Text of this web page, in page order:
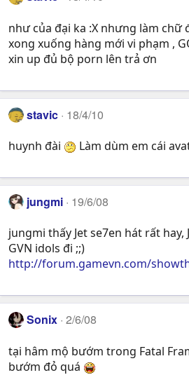
như của đại ka :X nhưng làm chữ
xong xuống hàng mới vi phạm ,
xin up đủ bộ porn lên trả ơn
stavic 18/4/10
huynh đài Làm dùm em cái
jungmi 19/6/08
jungmi thấy Jet se7en hát rất
GVN idols đi ;;)
http://forum.gamevn.com/
Sonix 2/6/08
tại hâm mộ bướm trong Fatal
bướm đỏ quá